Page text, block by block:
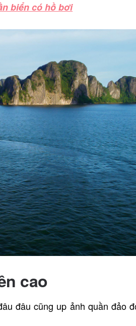
biển có hồ bơi
cao
đâu cũng up ảnh quần đảo